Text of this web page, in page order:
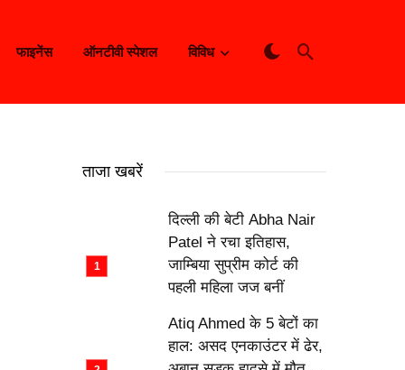
फाइनेंस ऑनटीवी स्पेशल विविध
ताजा खबरें
दिल्ली की बेटी Abha Nair
Patel ने रचा इतिहास,
जाम्बिया सुप्रीम कोर्ट की
पहली महिला जज बनीं
Atiq Ahmed के 5 बेटों का
हाल: असद एनकाउंटर में ढेर,